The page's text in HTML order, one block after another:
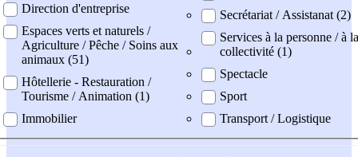
Direction d'entreprise
Espaces verts et naturels /
Agriculture / Pêche / Soins aux
animaux (51)
Hôtellerie - Restauration /
Tourisme / Animation (1)
Immobilier
Secrétariat / Assistanat (2)
Services à la personne / à la
collectivité (1)
Spectacle
Sport
Transport / Logistique